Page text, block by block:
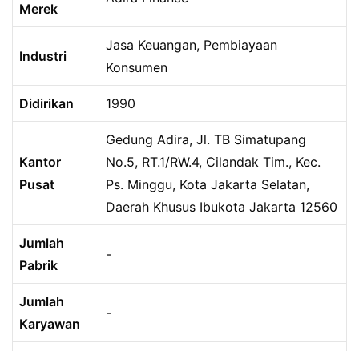
Merek
Industri
Jasa Keuangan, Pembiayaan
Konsumen
Didirikan 1990
Kantor
Pusat
Gedung Adira, Jl. TB Simatupang
No.5, RT.1/RW.4, Cilandak Tim., Kec.
Ps. Minggu, Kota Jakarta Selatan,
Daerah Khusus Ibukota Jakarta 12560
Jumlah
Pabrik
-
Jumlah
Karyawan
-